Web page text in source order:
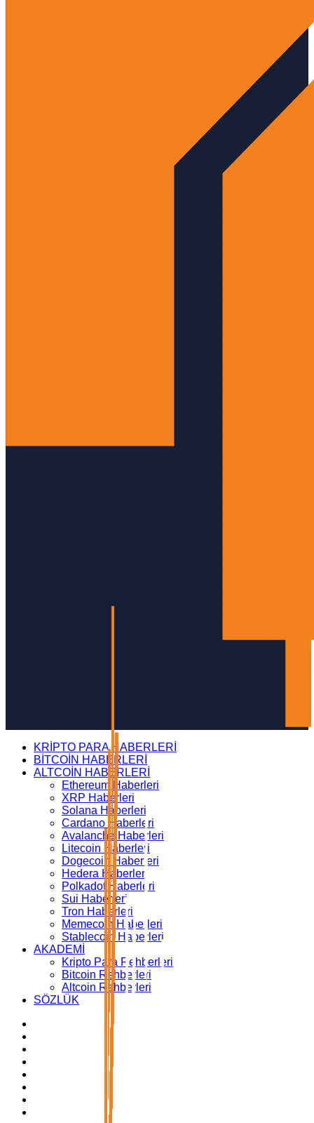
KRİPTO PARA HABERLERİ
BİTCOİN HABERLERİ
ALTCOİN HABERLERİ
Ethereum Haberleri
XRP Haberleri
Solana Haberleri
Cardano Haberleri
Avalanche Haberleri
Litecoin Haberleri
Dogecoin Haberleri
Hedera Haberleri
Polkadot Haberleri
Sui Haberleri
Tron Haberleri
Memecoin Haberleri
Stablecoin Haberleri
AKADEMİ
Kripto Para Rehberleri
Bitcoin Rehberleri
Altcoin Rehberleri
SÖZLÜK